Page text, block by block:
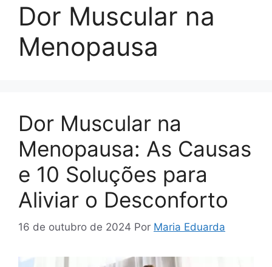
Dor Muscular na
Menopausa
Dor Muscular na
Menopausa: As Causas
e 10 Soluções para
Aliviar o Desconforto
16 de outubro de 2024 Por Maria Eduarda